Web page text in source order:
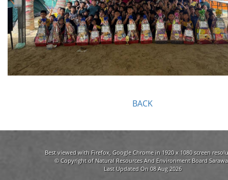
BACK
Best viewed with Firefox, Google Chrome in 1920 x 1080 screen
© Copyright of Natural Resources And Environment Board
Last Updated On 08 Aug 2026